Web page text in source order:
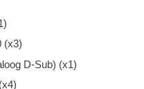
(x3)
D-Sub) (x1)